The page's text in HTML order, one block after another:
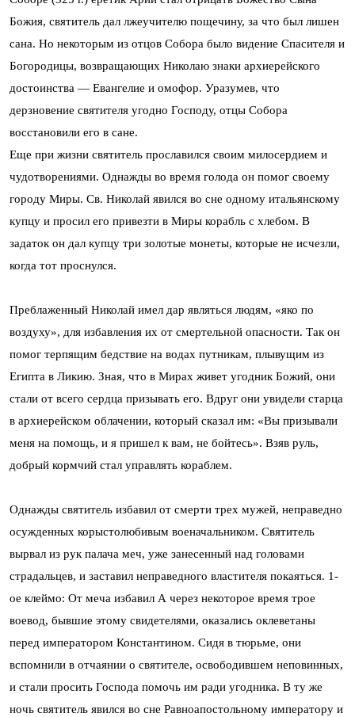
Божия, святитель дал лжеучителю пощечину, за что был лишен
сана. Но некоторым из отцов Собора было видение Спасителя и
Богородицы, возвращающих Николаю знаки архиерейского
достоинства — Евангелие и омофор. Уразумев, что
дерзновение святителя угодно Господу, отцы Собора
восстановили его в сане.
Еще при жизни святитель прославился своим милосердием и
чудотворениями. Однажды во время голода он помог своему
городу Миры. Св. Николай явился во сне одному итальянскому
купцу и просил его привезти в Миры корабль с хлебом. В
задаток он дал купцу три золотые монеты, которые не исчезли,
когда тот проснулся.
Преблаженный Николай имел дар являться людям, «яко по
воздуху», для избавления их от смертельной опасности. Так он
помог терпящим бедствие на водах путникам, плывущим из
Египта в Ликию. Зная, что в Мирах живет угодник Божий, они
стали от всего сердца призывать его. Вдруг они увидели старца
в архиерейском облачении, который сказал им: «Вы призывали
меня на помощь, и я пришел к вам, не бойтесь». Взяв руль,
добрый кормчий стал управлять кораблем.
Однажды святитель избавил от смерти трех мужей, неправедно
осужденных корыстолюбивым военачальником. Святитель
вырвал из рук палача меч, уже занесенный над головами
страдальцев, и заставил неправедного властителя покаяться. 1-
ое клеймо: От меча избавил А через некоторое время трое
воевод, бывшие этому свидетелями, оказались оклеветаны
перед императором Константином. Сидя в тюрьме, они
вспомнили в отчаянии о святителе, освободившем неповинных,
и стали просить Господа помочь им ради угодника. В ту же
ночь святитель явился во сне Равноапостольному императору и